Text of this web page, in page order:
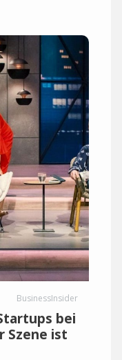
BusinessInsider
bei
Szene ist